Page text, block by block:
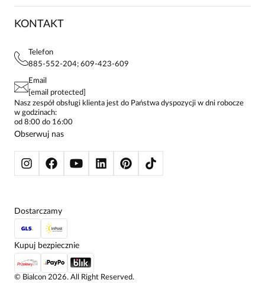
MAPA WITRYNY
KONTAKTY
FAQ
POLITYKA PRYWATNOŚCI
STREFA STAŁEGO KLIENTA
KOSZULE DAMSKIE
SPODNIE DAMSKIE
ŻAKIETY I MARYNARKI
SWETRY
BLUZY
KONTAKT
Telefon
885-552-204; 609-423-609
Email
[email protected]
Nasz zespół obsługi klienta jest do Państwa dyspozycji w dni robocze
w godzinach:
od 8:00 do 16:00
Obserwuj nas
© Bialcon 2026. All Right Reserved.
Dostarczamy
Kupuj bezpiecznie